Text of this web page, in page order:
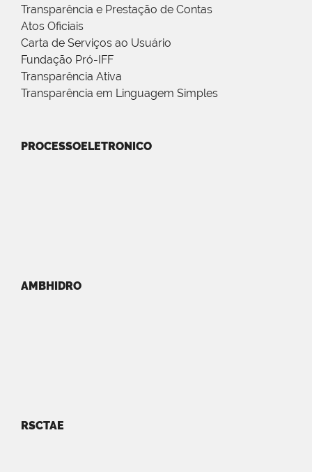
Transparência e Prestação de Contas
Atos Oficiais
Carta de Serviços ao Usuário
Fundação Pró-IFF
Transparência Ativa
Transparência em Linguagem Simples
PROCESSOELETRONICO
AMBHIDRO
RSCTAE